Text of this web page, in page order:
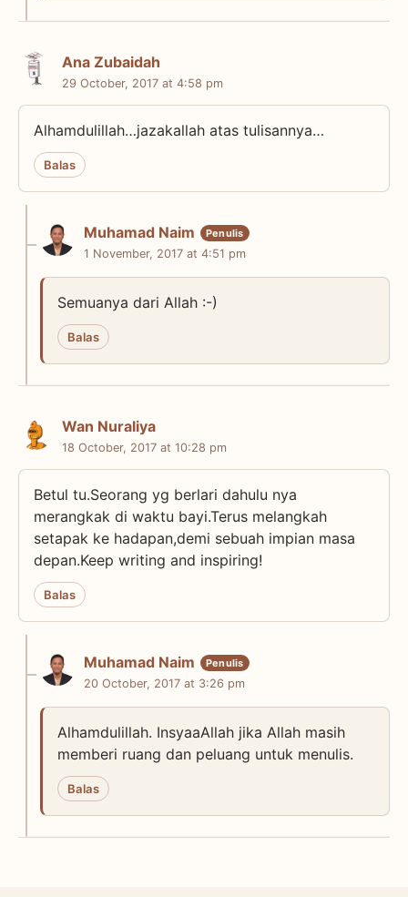
Ana Zubaidah
29 October, 2017 at 4:58 pm
Alhamdulillah…jazakallah atas tulisannya…
Balas
Muhamad Naim
1 November, 2017 at 4:51 pm
Semuanya dari Allah :-)
Balas
Wan Nuraliya
18 October, 2017 at 10:28 pm
Betul tu.Seorang yg berlari dahulu nya
merangkak di waktu bayi.Terus melangkah
setapak ke hadapan,demi sebuah impian masa
depan.Keep writing and inspiring!
Balas
Muhamad Naim
20 October, 2017 at 3:26 pm
Alhamdulillah. InsyaaAllah jika Allah masih
memberi ruang dan peluang untuk menulis.
Balas